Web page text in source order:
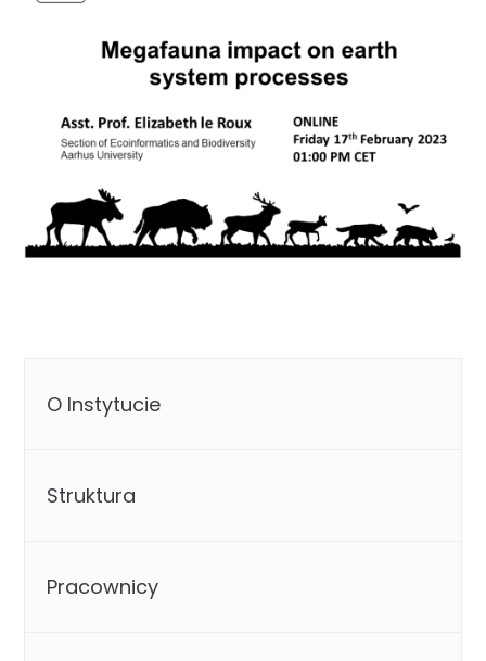
O Instytucie
Struktura
Pracownicy